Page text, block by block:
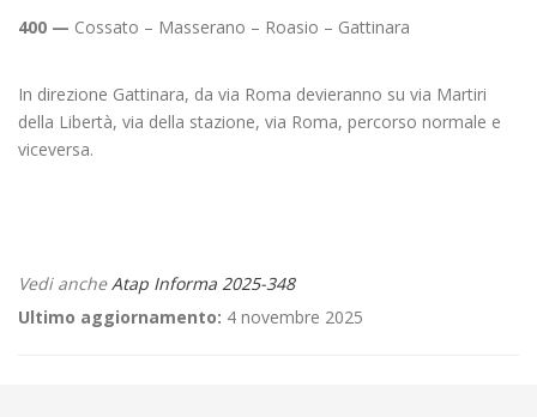
400 — Cossato – Masserano – Roasio – Gattinara
In direzione Gattinara, da via Roma devieranno su via Martiri
della Libertà, via della stazione, via Roma, percorso normale e
viceversa.
Vedi ancheAtap Informa 2025-348
Ultimo aggiornamento: 4 novembre 2025